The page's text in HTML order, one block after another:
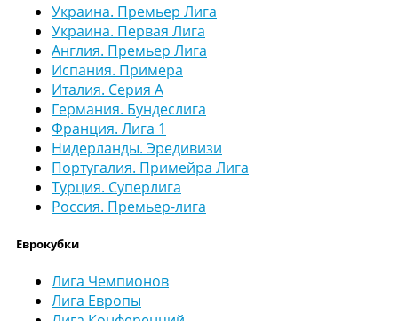
Украина. Премьер Лига
Украина. Первая Лига
Англия. Премьер Лига
Испания. Примера
Италия. Серия А
Германия. Бундеслига
Франция. Лига 1
Нидерланды. Эредивизи
Португалия. Примейра Лига
Турция. Суперлига
Россия. Премьер-лига
Еврокубки
Лига Чемпионов
Лига Европы